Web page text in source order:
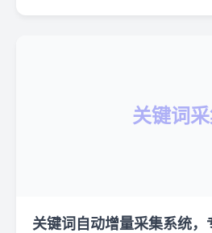
关键词
关键词自动增量采集系统